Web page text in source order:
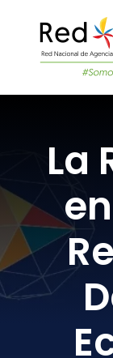
PROYECTOS
NOTICIAS
ÚNETE A LA RED
ACADEMIA
La